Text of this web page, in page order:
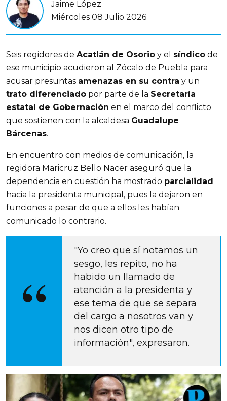
Jaime López
Miércoles 08 Julio 2026
Seis regidores de Acatlán de Osorio y el síndico de
ese municipio acudieron al Zócalo de Puebla para
acusar presuntas amenazas en su contra y un
trato diferenciado por parte de la Secretaría
estatal de Gobernación en el marco del conflicto
que sostienen con la alcaldesa Guadalupe
Bárcenas.
En encuentro con medios de comunicación, la
regidora Maricruz Bello Nacer aseguró que la
dependencia en cuestión ha mostrado parcialidad
hacia la presidenta municipal, pues la dejaron en
funciones a pesar de que a ellos les habían
comunicado lo contrario.
"Yo creo que sí notamos un
sesgo, les repito, no ha
habido un llamado de
atención a la presidenta y
ese tema de que se separa
del cargo a nosotros van y
nos dicen otro tipo de
información", expresaron.